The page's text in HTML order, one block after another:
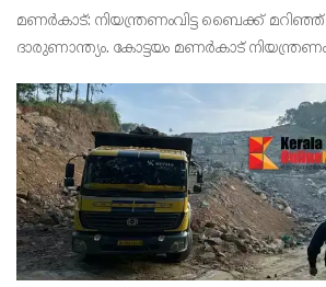
മണർകാട്: നിയന്ത്രണംവിട്ട ബൈക്ക്
ദാരുണാന്ത്യം. കോട്ടയം മണർകാട്
ദാരുണാന്ത്യം. അയർക്കുന്നം കൊങ്ങാണ്ടൂർ